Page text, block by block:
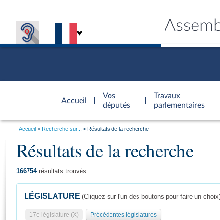
Accueil
d'accueil
Vos
députés
Travaux
parlementaires
Général
Vous
Accueil Recherche sur... Résultats de la recherche
Résultats de la recherche
166754résultats trouvés
LÉGISLATURE (Cliquez sur l'un des boutons pour faire un choix)
17e législature (X) Précédentes législatures